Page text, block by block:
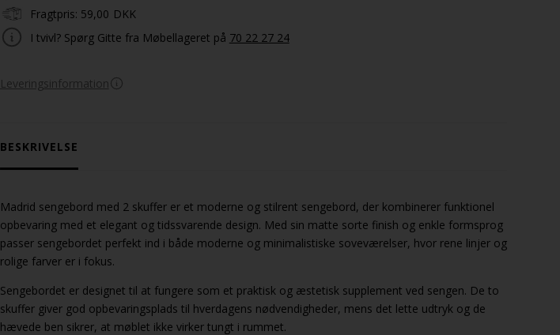
Fragtpris: 59,00 DKK
I tvivl? Spørg Gitte fra Møbellageret på 70 22 27 24
Leveringsinformation
BESKRIVELSE
Madrid sengebord med 2 skuffer er et moderne og stilrent sengebord, der kombinerer funktionel
opbevaring med et elegant og tidssvarende design. Med sin matte sorte finish og enkle formsprog
passer sengebordet perfekt ind i både moderne og minimalistiske soveværelser, hvor rene linjer og
rolige farver er i fokus.
Sengebordet er designet til at fungere som et praktisk og æstetisk supplement ved sengen. De to
skuffer giver god opbevaringsplads til hverdagens nødvendigheder, mens det lette udtryk og de
hævede ben sikrer, at møblet ikke virker tungt i rummet.